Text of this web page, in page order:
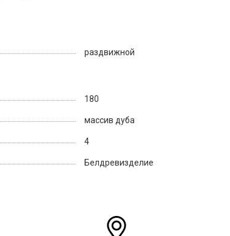
раздвижной
180
массив дуба
4
Белдревизделие